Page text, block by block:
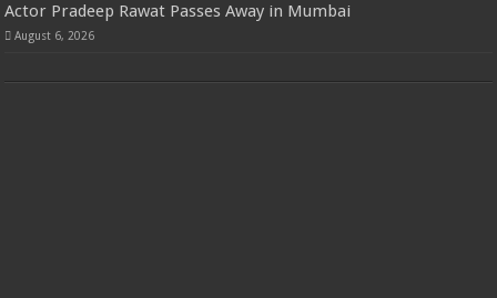
Actor Pradeep Rawat Passes Away in Mumbai
August 6, 2026